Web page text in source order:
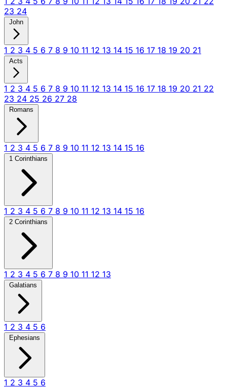
23 24
John
1 2 3 4 5 6 7 8 9 10 11 12 13 14 15 16 17 18 19 20 21
Acts
1 2 3 4 5 6 7 8 9 10 11 12 13 14 15 16 17 18 19 20 21 22
23 24 25 26 27 28
Romans
1 2 3 4 5 6 7 8 9 10 11 12 13 14 15 16
1 Corinthians
1 2 3 4 5 6 7 8 9 10 11 12 13 14 15 16
2 Corinthians
1 2 3 4 5 6 7 8 9 10 11 12 13
Galatians
1 2 3 4 5 6
Ephesians
1 2 3 4 5 6